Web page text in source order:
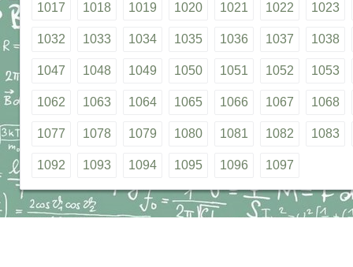
1017 1018 1019 1020 1021 1022 1023
1032 1033 1034 1035 1036 1037 1038
1047 1048 1049 1050 1051 1052 1053
1062 1063 1064 1065 1066 1067 1068
1077 1078 1079 1080 1081 1082 1083
1092 1093 1094 1095 1096 1097